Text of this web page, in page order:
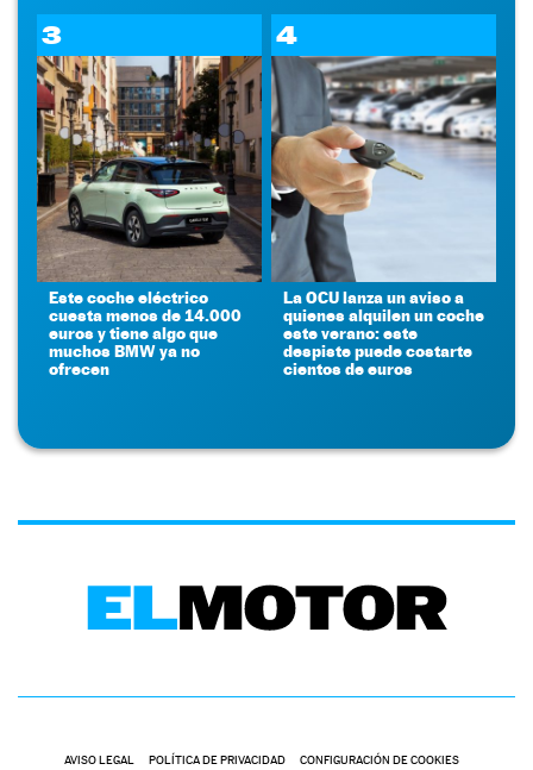
3
Este coche eléctrico
cuesta menos de 14.000
euros y tiene algo que
muchos BMW ya no
ofrecen
4
La OCU lanza un aviso a
quienes alquilen un coche
este verano: este
despiste puede costarte
cientos de euros
AVISO LEGAL POLÍTICA DE PRIVACIDAD CONFIGURACIÓN DE COOKIES